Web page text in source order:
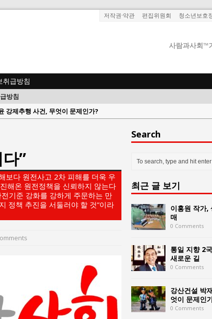
저작권·약관 편집위원회 청소년보호
사람과사회™
취급방침
방침
강제추행 사건, 무엇이 문제인가?
회중앙회 총재 취임 논란 확산
‘빛 좋은 개살구’인가?
은 ‘위법’이다”
과 ‘실무형 정치인’으로 생활정치 실현”
: 한반도 평화의 새로운 길
”
보다 원전사고 2차 피해를 더욱 우
해온 원전정책을 신뢰하지 않는다
기준 강화를 강하게 주문하는 만
정책 추진을 서둘러야 할 것”이라
Search
최근 글 보기
이홍원 작가,
매
0 Comments
통일 지향 2
새로운 길
0 Comments
강산건설 박
엇이 문제인
0 Comments